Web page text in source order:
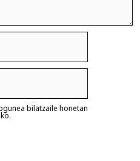
bilatzaile honetan